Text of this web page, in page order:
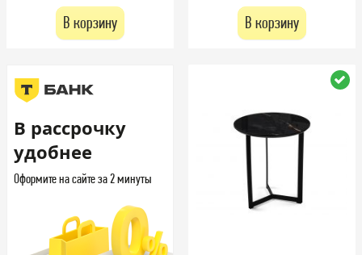
В корзину В корзину
В рассрочку
удобнее
Оформите на сайте за 2 минуты